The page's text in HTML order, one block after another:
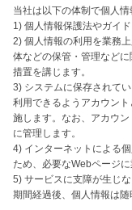
当社は以下の体制で個人情
1) 個人情報保護法やガイ
2) 個人情報の利用を業務
体などの保管・管理など
措置を講じます。
3) システムに保存されて
利用できるようアカウン
施します。なお、アカウ
に管理します。
4) インターネットによる
ため、必要なWebページ
5) サービスに支障が生じ
期間経過後、個人情報は随